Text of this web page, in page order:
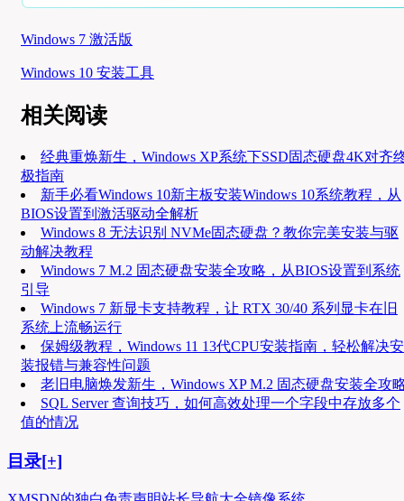
Windows 7 激活版
Windows 10 安装工具
相关阅读
经典重焕新生，Windows XP系统下SSD固态硬盘4K对齐
极指南
新手必看Windows 10新主板安装Windows 10系统教程，从
BIOS设置到激活驱动全解析
Windows 8 无法识别 NVMe固态硬盘？教你完美安装与驱
动解决教程
Windows 7 M.2 固态硬盘安装全攻略，从BIOS设置到系统
引导
Windows 7 新显卡支持教程，让 RTX 30/40 系列显卡在旧
系统上流畅运行
保姆级教程，Windows 11 13代CPU安装指南，轻松解决安
装报错与兼容性问题
老旧电脑焕发新生，Windows XP M.2 固态硬盘安装全攻
SQL Server 查询技巧，如何高效处理一个字段中存放多个
值的情况
目录[+]